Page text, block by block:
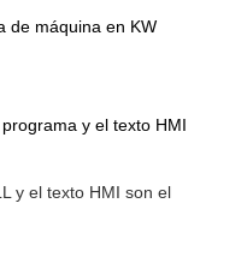
de máquina en KW
y el texto HMI
y el texto HMI son el